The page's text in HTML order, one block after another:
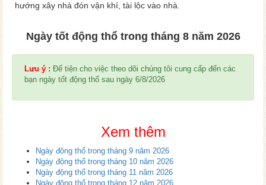
hướng xây nhà đón vận khí, tài lộc vào nhà.
Ngày tốt động thổ trong tháng 8 năm 2026
Lưu ý : Để tiện cho việc theo dõi chúng tôi cung cấp đến các
bạn ngày tốt động thổ sau ngày 6/8/2026
Xem thêm
Ngày động thổ trong tháng 9 năm 2026
Ngày động thổ trong tháng 10 năm 2026
Ngày động thổ trong tháng 11 năm 2026
Ngày động thổ trong tháng 12 năm 2026